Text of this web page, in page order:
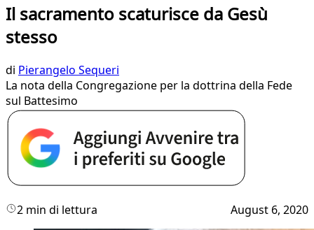
Il sacramento scaturisce da Gesù
stesso
di Pierangelo Sequeri
La nota della Congregazione per la dottrina della Fede
sul Battesimo
2 min di lettura August 6, 2020